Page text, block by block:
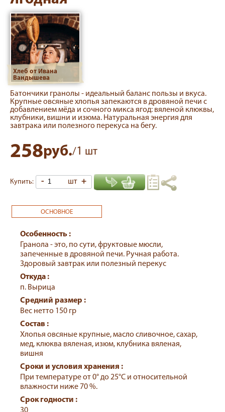
Хлеб от Ивана
Вандышева
Батончики гранолы - идеальный баланс пользы и вкуса.
Крупные овсяные хлопья запекаются в дровяной печи с
добавлением мёда и сочного микса ягод: вяленой клюквы,
клубники, вишни и изюма. Натуральная энергия для
завтрака или полезного перекуса на бегу.
258руб./1шт
Купить: - шт +
ОСНОВНОЕ
Гранола - это, по сути, фруктовые мюсли,
запеченные в дровяной печи. Ручная работа.
Откуда :
п. Вырица
Средний размер :
Вес нетто 150 гр
Состав :
Хлопья овсяные крупные, масло сливочное, сахар,
мед, клюква вяленая, изюм, клубника вяленая,
вишня
Сроки и условия хранения :
При температуре от 0° до 25°С и относительной
влажности ниже 70 %.
Срок годности :
30
БЖУ :
Белки 7 г, жиры 15 г, углеводы 62 г. 420 ккал